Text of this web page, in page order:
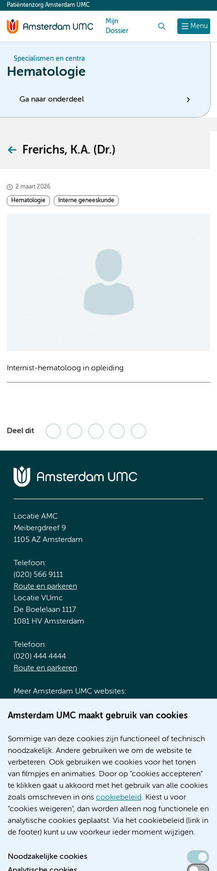
content
Menu
Patiëntenzorg Amsterdam UMC
Mijn
Dossier
Specialismen en centra
Hematologie
Ga naar onderdeel
Frerichs, K.A. (Dr.)
2 maart 2026
Hematologie Interne geneeskunde
Internist-hematoloog in opleiding
Deel dit
Amsterdam UMC maakt gebruik van cookies
Sommige van deze cookies zijn functioneel of technisch
noodzakelijk. Andere gebruiken we om de website te
verbeteren. Ook gebruiken we cookies voor het tonen
van filmpjes en animaties. Door op "cookies accepteren"
te klikken gaat u akkoord met het gebruik van alle cookies
zoals omschreven in ons cookiebeleid. Kiest u voor
"cookies weigeren", dan worden alleen nog functionele en
analytische cookies geplaatst. Via het cookiebeleid (link in
de footer) kunt u uw voorkeur ieder moment wijzigen.
Noodzakelijke cookies
Locatie AMC
Meibergdreef 9
1105 AZ Amsterdam
Telefoon:
(020) 566 9111
Route en parkeren
Locatie VUmc
De Boelelaan 1117
1081 HV Amsterdam
Telefoon:
(020) 444 4444
Route en parkeren
Meer Amsterdam UMC websites:
Werken bij Amsterdam UMC
Nieuws
Research
Educatie locatie AMC
Educatie locatie VUmc
Verwijzen & diagnostiek